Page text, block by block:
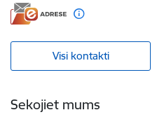
Visi kontakti
Sekojiet mums